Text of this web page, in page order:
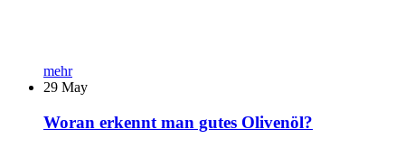
mehr
29 May
Woran erkennt man gutes Olivenöl?